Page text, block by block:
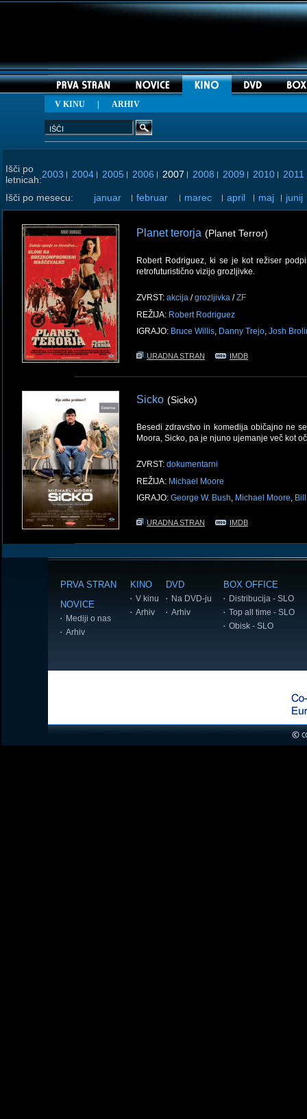
V KINU| ARHIV
Išči po
letnicah:2003 | 2004 | 2005 | 2006 | 2007 | 2008 | 2009 | 2010 | 2011
Išči po mesecu: januar | februar | marec | april | maj | junij
Planet terorja (Planet Terror)
Robert Rodriguez, ki se je kot režiser
retrofuturistično vizijo grozljivke.
ZVRST: akcija /grozljivka /ZF
REŽIJA: Robert Rodriguez
IGRAJO: Bruce Willis, Danny Trejo, Josh
URADNA STRAN IMDB
Sicko (Sicko)
Besedi zdravstvo in komedija običajno ne
Moora, Sicko, pa je njuno ujemanje več kot
ZVRST: dokumentarni
REŽIJA: Michael Moore
IGRAJO: George W. Bush, Michael Moore,
URADNA STRAN IMDB
PRVA STRAN
NOVICE
Mediji o nas
Arhiv
KINO
V kinu
Arhiv
DVD
Na DVD-ju
Arhiv
BOX OFFICE
Distribucija - SLO
Top all time - SLO
Obisk - SLO